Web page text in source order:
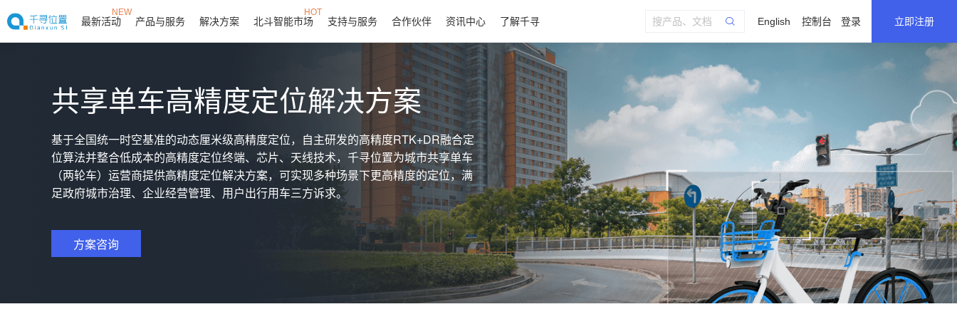
最新活动
NEW
产品与服务 解决方案 北斗智能市场
HOT
支持与服务 合作伙伴 资讯中心 了解千寻 English 控制台 登录 立即注册
共享单车高精度定位解决方案
基于全国统一时空基准的动态厘米级高精度定位，自主研发的高精度RTK+DR融合定
位算法并整合低成本的高精度定位终端、芯片、天线技术，千寻位置为城市共享单车
（两轮车）运营商提供高精度定位解决方案，可实现多种场景下更高精度的定位，满
足政府城市治理、企业经营管理、用户出行用车三方诉求。
方案咨询